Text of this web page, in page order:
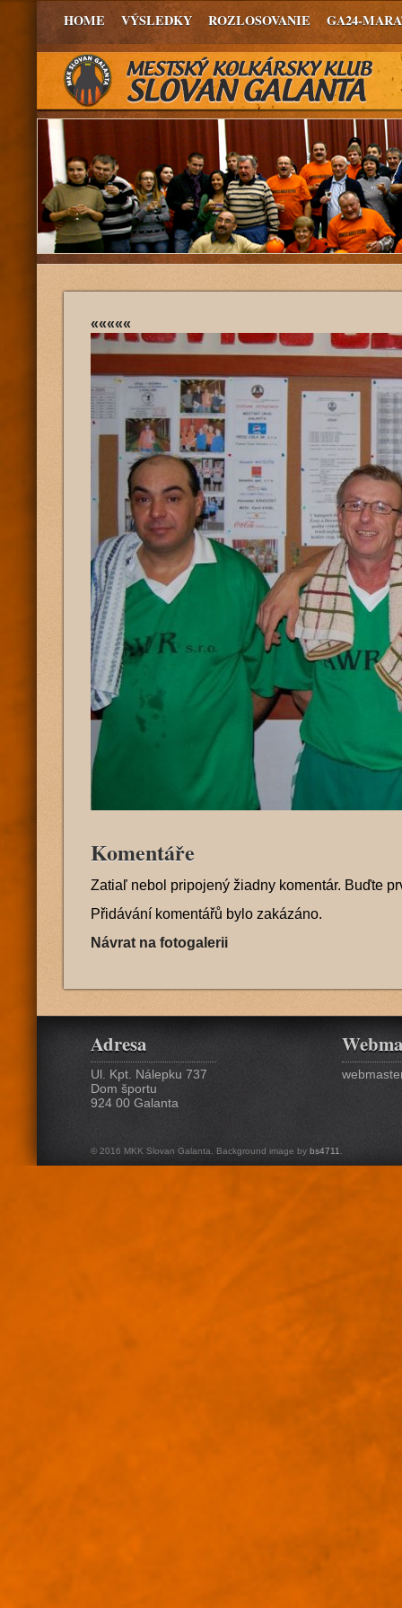
HOME VÝSLEDKY ROZLOSOVANIE GA24-
«««««
Komentáře
Zatiaľ nebol pripojený žiadny komentár. Buďte
Přidávání komentářů bylo zakázáno.
Návrat na fotogalerii
Adresa
Ul. Kpt. Nálepku 737
Dom športu
924 00 Galanta
© 2016 MKK Slovan Galanta. Background image by bs4711